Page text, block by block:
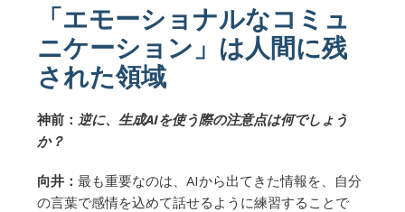
「エモーショナルなコミュ
ニケーション」は人間に残
された領域
神前： 逆に、生成AIを使う際の注意点は何でしょう
か？
向井： 最も重要なのは、AIから出てきた情報を、自分
の言葉で感情を込めて話せるように練習することで